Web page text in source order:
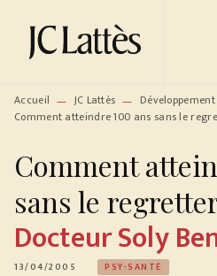
MENU RECHERCHE
PIED DE PAGE
Accueil — JC Lattès —
Comment atteindre 100 ans sans le
Comment
sans le
Docteur Soly
13/04/2005 PSY-SANTÉ